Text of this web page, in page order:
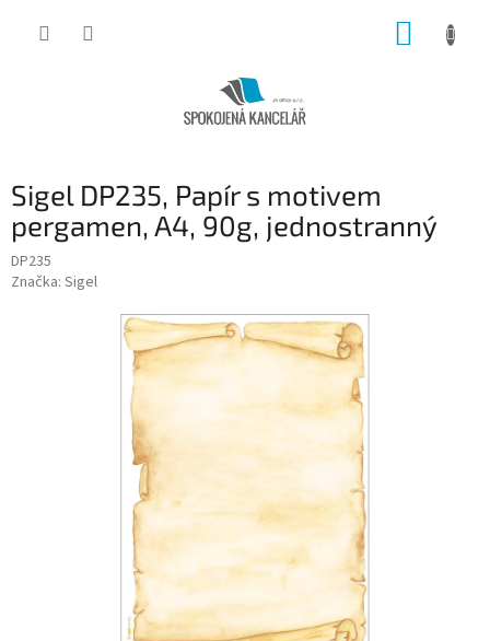
Sigel DP235, Papír s motivem
pergamen, A4, 90g, jednostranný
DP235
Značka: Sigel